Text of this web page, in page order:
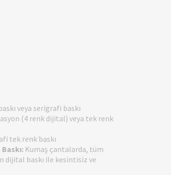
veya serigrafi baskı
(4 renk dijital) veya tek renk
tek renk baskı
Kumaş çantalarda, tüm
dijital baskı ile kesintisiz ve